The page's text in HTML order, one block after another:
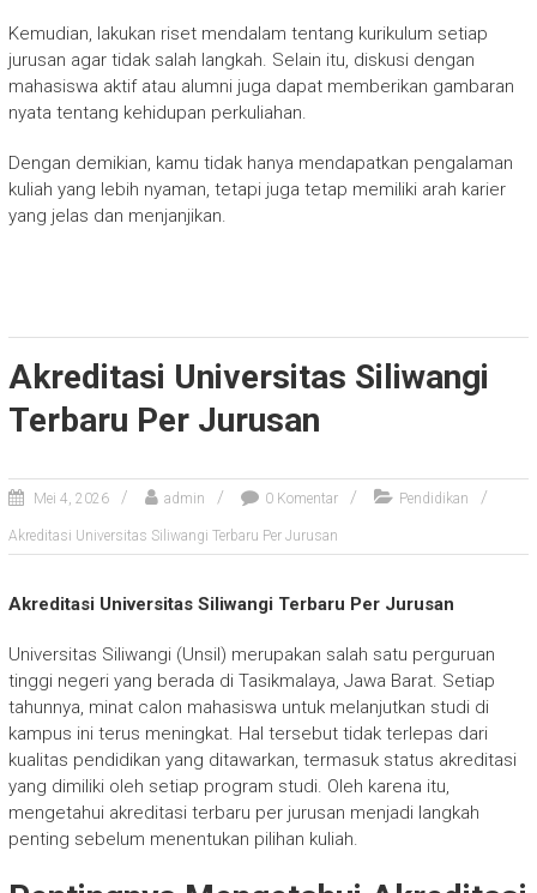
Kemudian, lakukan riset mendalam tentang kurikulum setiap
jurusan agar tidak salah langkah. Selain itu, diskusi dengan
mahasiswa aktif atau alumni juga dapat memberikan gambaran
nyata tentang kehidupan perkuliahan.
Dengan demikian, kamu tidak hanya mendapatkan pengalaman
kuliah yang lebih nyaman, tetapi juga tetap memiliki arah karier
yang jelas dan menjanjikan.
Akreditasi Universitas Siliwangi
Terbaru Per Jurusan
Mei 4, 2026 admin 0 Komentar Pendidikan
Akreditasi Universitas Siliwangi Terbaru Per Jurusan
Akreditasi Universitas Siliwangi Terbaru Per Jurusan
Universitas Siliwangi (Unsil) merupakan salah satu perguruan
tinggi negeri yang berada di Tasikmalaya, Jawa Barat. Setiap
tahunnya, minat calon mahasiswa untuk melanjutkan studi di
kampus ini terus meningkat. Hal tersebut tidak terlepas dari
kualitas pendidikan yang ditawarkan, termasuk status akreditasi
yang dimiliki oleh setiap program studi. Oleh karena itu,
mengetahui akreditasi terbaru per jurusan menjadi langkah
penting sebelum menentukan pilihan kuliah.